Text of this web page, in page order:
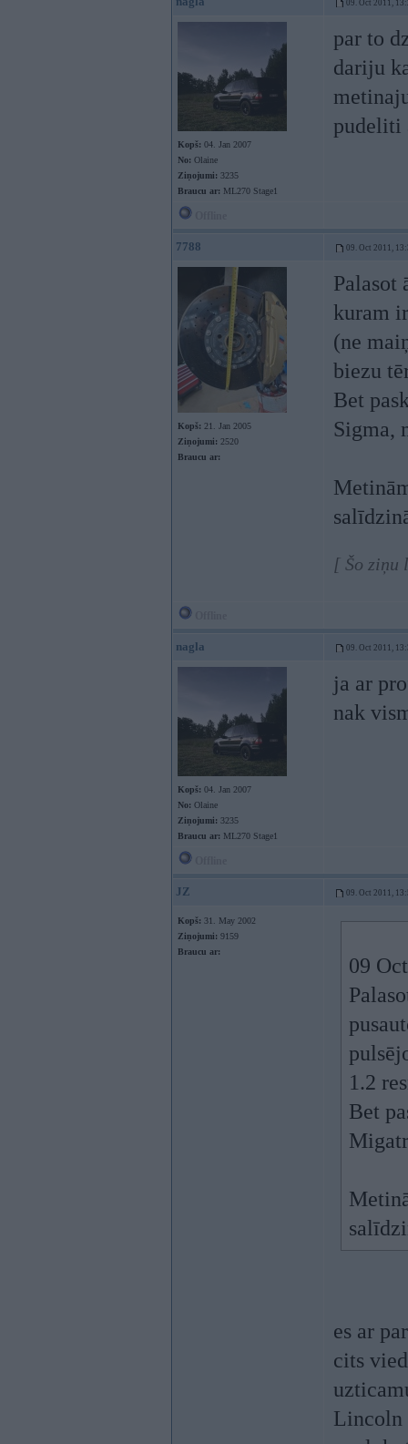
09. Oct 2011,
Kopš: 04. Jan 2007
No: Olaine
Ziņojumi: 3235
Braucu ar: ML270 Stage1
par to
dariju
pudeliti
7788 09. Oct 2011,
Kopš: 21. Jan 2005
Ziņojumi: 2520
Braucu ar:
Palasot
kuram
(ne
biezu
Bet
Sigma,
[ Šo ziņu
nagla 09. Oct 2011,
Kopš: 04. Jan 2007
No: Olaine
Ziņojumi: 3235
Braucu ar: ML270 Stage1
ja ar
nak
JZ 09. Oct 2011,
Kopš: 31. May 2002
Ziņojumi: 9159
Braucu ar:
09
1.2
Bet
es ar
cits
Lincoln